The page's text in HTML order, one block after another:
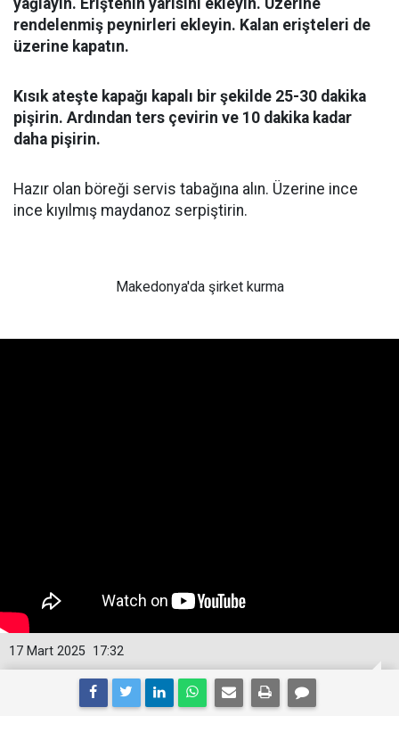
yağlayın. Eriştenin yarısını ekleyin. Üzerine
rendelenmiş peynirleri ekleyin. Kalan erişteleri de
üzerine kapatın.
Kısık ateşte kapağı kapalı bir şekilde 25-30 dakika
pişirin. Ardından ters çevirin ve 10 dakika kadar
daha pişirin.
Hazır olan böreği servis tabağına alın. Üzerine ince
ince kıyılmış maydanoz serpiştirin.
Makedonya'da şirket kurma
17:32
17 Mart 2025